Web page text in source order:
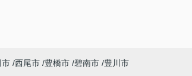
市 西尾市 豊橋市 碧南市 豊川市